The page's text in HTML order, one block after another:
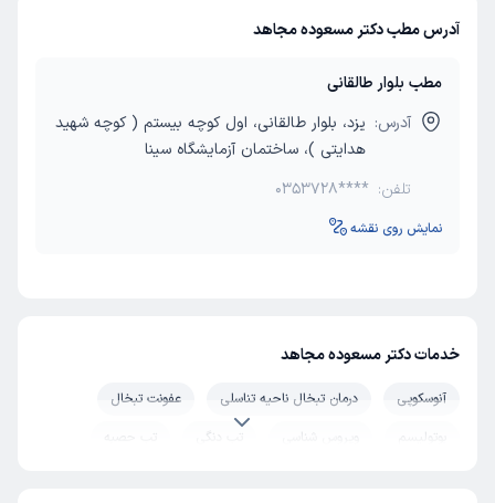
آدرس مطب دکتر مسعوده مجاهد
مطب بلوار طالقانی
آدرس: یزد، بلوار طالقانی، اول کوچه بیستم ( کوچه شهید
هدایتی )، ساختمان آزمایشگاه سینا
تلفن: 0353728****
نمایش روی نقشه
خدمات دکتر مسعوده مجاهد
آنوسکوپی درمان تبخال ناحیه تناسلی
عفونت تبخال
بوتولیسم
ویروس شناسی تب دنگی
تب حصبه